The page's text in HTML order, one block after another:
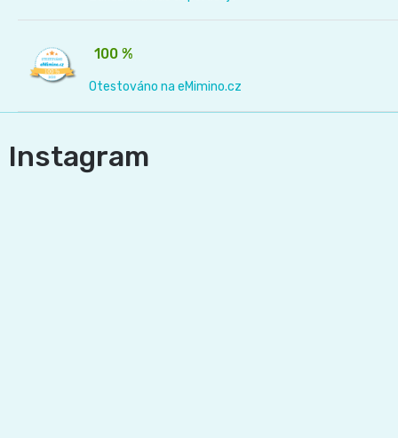
100 %
Otestováno na eMimino.cz
Instagram